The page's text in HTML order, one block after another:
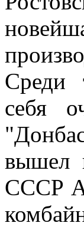
Среди
себя
вышел
СССР